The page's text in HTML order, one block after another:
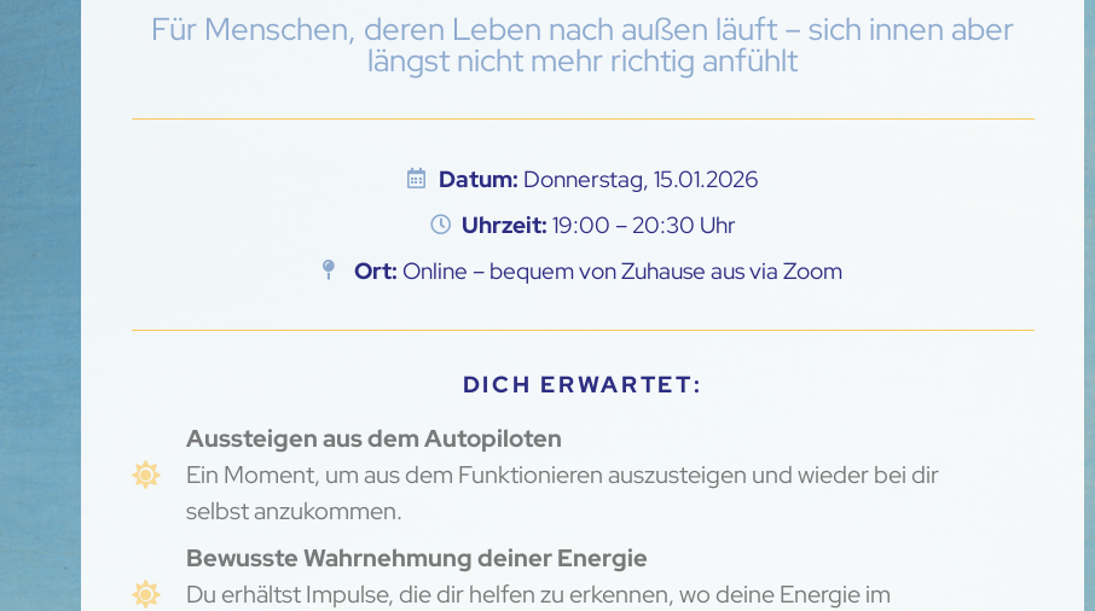
Für Menschen, deren Leben nach außen läuft – sich innen aber
längst nicht mehr richtig anfühlt
Datum: Donnerstag, 15.01.2026
Uhrzeit:19:00 – 20:30 Uhr
Ort:Online – bequem von Zuhause aus via Zoom
DICH ERWARTET:
Aussteigen aus dem Autopiloten
Ein Moment, um aus dem Funktionieren auszusteigen und wieder bei dir
selbst anzukommen.
Bewusste Wahrnehmung deiner Energie
Du erhältst Impulse, die dir helfen zu erkennen, wo deine Energie im